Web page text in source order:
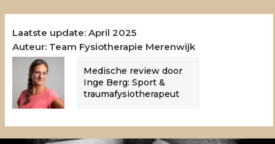
Laatste update: April 2025
Auteur: Team Fysiotherapie Merenwijk
Medische review door
Inge Berg: Sport &
traumafysiotherapeut